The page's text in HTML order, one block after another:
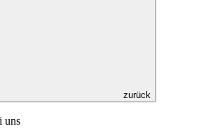
zurück
uns